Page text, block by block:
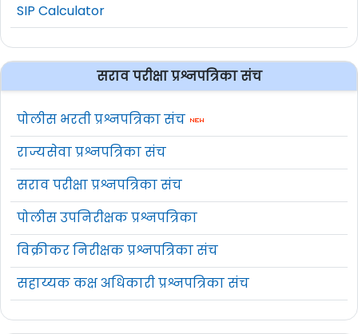
SIP Calculator
सराव परीक्षा प्रश्नपत्रिका संच
पोलीस भरती प्रश्नपत्रिका संच
राज्यसेवा प्रश्नपत्रिका संच
सराव परीक्षा प्रश्नपत्रिका संच
पोलीस उपनिरीक्षक प्रश्नपत्रिका
विक्रीकर निरीक्षक प्रश्नपत्रिका संच
सहाय्यक कक्ष अधिकारी प्रश्नपत्रिका संच